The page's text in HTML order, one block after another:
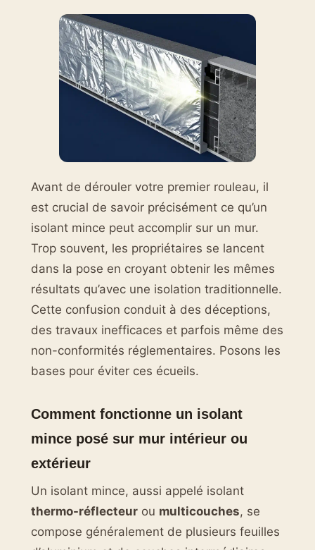
Avant de dérouler votre premier rouleau, il
est crucial de savoir précisément ce qu’un
isolant mince peut accomplir sur un mur.
Trop souvent, les propriétaires se lancent
dans la pose en croyant obtenir les mêmes
résultats qu’avec une isolation traditionnelle.
Cette confusion conduit à des déceptions,
des travaux inefficaces et parfois même des
non-conformités réglementaires. Posons les
bases pour éviter ces écueils.
Comment fonctionne un isolant
mince posé sur mur intérieur ou
extérieur
Un isolant mince, aussi appelé isolant
thermo-réflecteur ou multicouches, se
compose généralement de plusieurs feuilles